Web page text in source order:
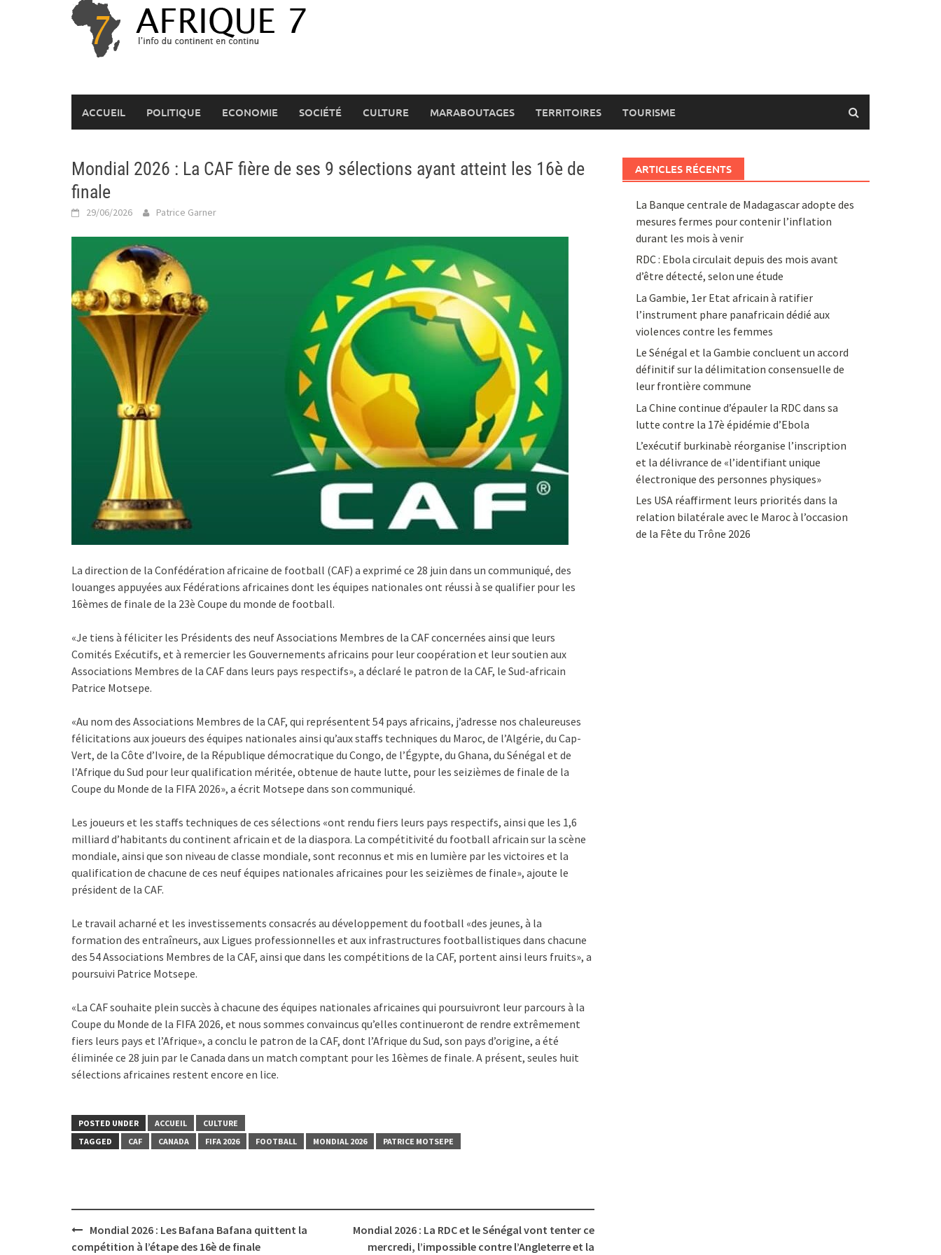
ACCUEIL POLITIQUE ECONOMIE SOCIÉTÉ CULTURE MARABOUTAGES TERRITOIRES TOURISME
Mondial 2026 : La CAF fière de ses 9 sélections ayant atteint les 16è de
finale
29/06/2026 Patrice Garner
La direction de la Confédération africaine de football (CAF) a exprimé ce 28 juin dans un communiqué, des
louanges appuyées aux Fédérations africaines dont les équipes nationales ont réussi à se qualifier pour les
16èmes de finale de la 23è Coupe du monde de football.
«Je tiens à féliciter les Présidents des neuf Associations Membres de la CAF concernées ainsi que leurs
Comités Exécutifs, et à remercier les Gouvernements africains pour leur coopération et leur soutien aux
Associations Membres de la CAF dans leurs pays respectifs», a déclaré le patron de la CAF, le Sud-africain
Patrice Motsepe.
«Au nom des Associations Membres de la CAF, qui représentent 54 pays africains, j’adresse nos chaleureuses
félicitations aux joueurs des équipes nationales ainsi qu’aux staffs techniques du Maroc, de l’Algérie, du Cap-
Vert, de la Côte d’Ivoire, de la République démocratique du Congo, de l’Égypte, du Ghana, du Sénégal et de
l’Afrique du Sud pour leur qualification méritée, obtenue de haute lutte, pour les seizièmes de finale de la
Coupe du Monde de la FIFA 2026», a écrit Motsepe dans son communiqué.
Les joueurs et les staffs techniques de ces sélections «ont rendu fiers leurs pays respectifs, ainsi que les 1,6
milliard d’habitants du continent africain et de la diaspora. La compétitivité du football africain sur la scène
mondiale, ainsi que son niveau de classe mondiale, sont reconnus et mis en lumière par les victoires et la
qualification de chacune de ces neuf équipes nationales africaines pour les seizièmes de finale», ajoute le
président de la CAF.
Le travail acharné et les investissements consacrés au développement du football «des jeunes, à la
formation des entraîneurs, aux Ligues professionnelles et aux infrastructures footballistiques dans chacune
des 54 Associations Membres de la CAF, ainsi que dans les compétitions de la CAF, portent ainsi leurs fruits», a
poursuivi Patrice Motsepe.
«La CAF souhaite plein succès à chacune des équipes nationales africaines qui poursuivront leur parcours à la
Coupe du Monde de la FIFA 2026, et nous sommes convaincus qu’elles continueront de rendre extrêmement
fiers leurs pays et l’Afrique», a conclu le patron de la CAF, dont l’Afrique du Sud, son pays d’origine, a été
éliminée ce 28 juin par le Canada dans un match comptant pour les 16èmes de finale. A présent, seules huit
sélections africaines restent encore en lice.
POSTED UNDER ACCUEIL
CULTURE
TAGGED
CAF CANADA FIFA 2026 FOOTBALL MONDIAL 2026 PATRICE MOTSEPE
Post
navigation
Mondial 2026 : Les Bafana Bafana quittent la
compétition à l’étape des 16è de finale
Mondial 2026 : La RDC et le Sénégal vont tenter ce
mercredi, l’impossible contre l’Angleterre et la
ARTICLES RÉCENTS
La Banque centrale de Madagascar adopte des
mesures fermes pour contenir l’inflation
durant les mois à venir
RDC : Ebola circulait depuis des mois avant
d’être détecté, selon une étude
La Gambie, 1er Etat africain à ratifier
l’instrument phare panafricain dédié aux
violences contre les femmes
Le Sénégal et la Gambie concluent un accord
définitif sur la délimitation consensuelle de
leur frontière commune
La Chine continue d’épauler la RDC dans sa
lutte contre la 17è épidémie d’Ebola
L’exécutif burkinabè réorganise l’inscription
et la délivrance de «l’identifiant unique
électronique des personnes physiques»
Les USA réaffirment leurs priorités dans la
relation bilatérale avec le Maroc à l’occasion
de la Fête du Trône 2026